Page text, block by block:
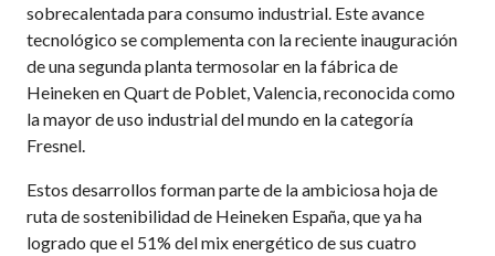
sobrecalentada para consumo industrial. Este avance
tecnológico se complementa con la reciente inauguración
de una segunda planta termosolar en la fábrica de
Heineken en Quart de Poblet, Valencia, reconocida como
la mayor de uso industrial del mundo en la categoría
Fresnel.
Estos desarrollos forman parte de la ambiciosa hoja de
ruta de sostenibilidad de Heineken España, que ya ha
logrado que el 51% del mix energético de sus cuatro